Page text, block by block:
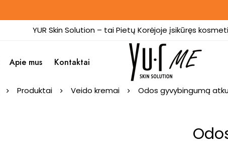
YUR Skin Solution – tai Pietų Korėjoje įsikūręs
Apie mus Kontaktai
Produktai Veido kremai Odos gyvybingumą